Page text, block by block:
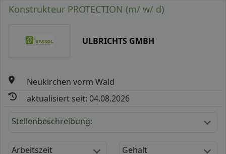
Konstrukteur PROTECTION (m/ w/ d)
ULBRICHTS GMBH
Neukirchen vorm Wald
aktualisiert seit: 04.08.2026
Stellenbeschreibung:
Arbeitszeit Gehalt